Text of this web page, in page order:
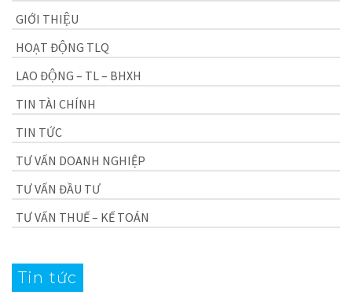
GIỚI THIỆU
HOẠT ĐỘNG TLQ
LAO ĐỘNG – TL – BHXH
TIN TÀI CHÍNH
TIN TỨC
TƯ VẤN DOANH NGHIỆP
TƯ VẤN ĐẦU TƯ
TƯ VẤN THUẾ – KẾ TOÁN
Tin tức